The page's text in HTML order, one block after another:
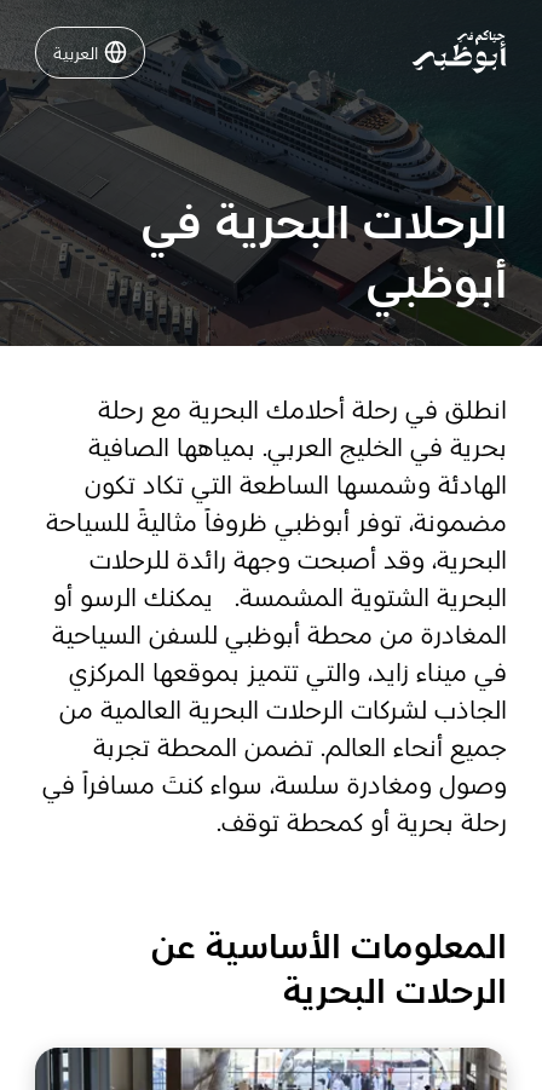
العربية
العربية
نشاطات لا تفوّتها في أبوظبي
دليلك لأبوظبي
فعاليات
تسجيل الدخول مسارات
المفضلة رسم خريطة
أبو ظبي
منطقة العين
منطقة الظفرة
مركز أبوظبي الوطني للمعارض والمؤتمرات
الرحلات البحرية في
أبوظبي
انطلق في رحلة أحلامك البحرية مع رحلة
بحرية في الخليج العربي. بمياهها الصافية
الهادئة وشمسها الساطعة التي تكاد تكون
مضمونة، توفر أبوظبي ظروفاً مثاليةً للسياحة
البحرية، وقد أصبحت وجهة رائدة للرحلات
البحرية الشتوية المشمسة.
يمكنك الرسو أو
المغادرة من محطة أبوظبي للسفن السياحية
في ميناء زايد، والتي تتميز بموقعها المركزي
الجاذب لشركات الرحلات البحرية العالمية من
جميع أنحاء العالم. تضمن المحطة تجربة
وصول ومغادرة سلسة، سواء كنتَ مسافراً في
رحلة بحرية أو كمحطة توقف.
المعلومات الأساسية عن
الرحلات البحرية